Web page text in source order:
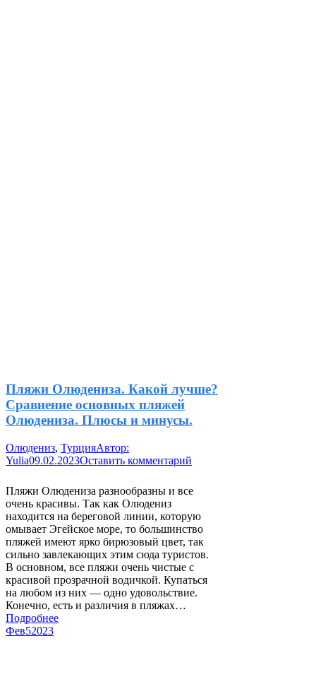
Пляжи Олюдениза. Какой лучше?
Сравнение основных пляжей
Олюдениза. Плюсы и минусы.
Олюдениз, ТурцияАвтор:
Yulia09.02.2023Оставить комментарий
Пляжи Олюдениза разнообразны и все
очень красивы. Так как Олюдениз
находится на береговой линии, которую
омывает Эгейское море, то большинство
пляжей имеют ярко бирюзовый цвет, так
сильно завлекающих этим сюда туристов.
В основном, все пляжи очень чистые с
красивой прозрачной водичкой. Купаться
на любом из них — одно удовольствие.
Конечно, есть и различия в пляжах…
Подробнее
Фев52023